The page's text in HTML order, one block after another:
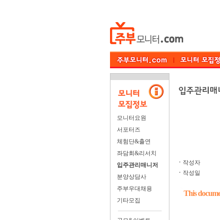
모니터요원
서포터즈
체험단&출연
좌담회&리서치
입주관리매니저
분양상담사
주부우대채용
기타모집
ㆍ 작성자
ㆍ 작성일
This